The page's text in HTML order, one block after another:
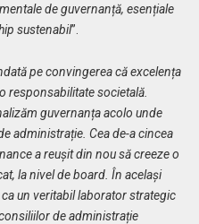
de guvernanță, esențiale
sustenabil”.
pe convingerea că excelența
responsabilitate societală.
guvernanța acolo unde
administrație. Cea de-a cincea
a reușit din nou să creeze o
la nivel de board. În același
un veritabil laborator strategic
de administrație